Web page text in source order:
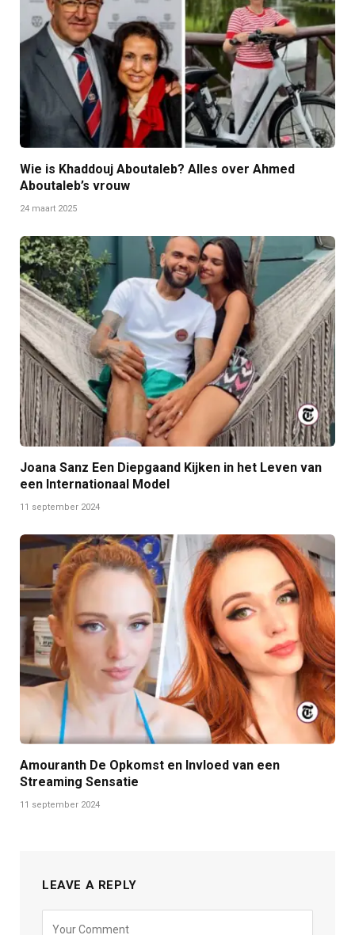
Wie is Khaddouj Aboutaleb? Alles over Ahmed
Aboutaleb’s vrouw
24 maart 2025
Joana Sanz Een Diepgaand Kijken in het Leven van
een Internationaal Model
11 september 2024
Amouranth De Opkomst en Invloed van een
Streaming Sensatie
11 september 2024
LEAVE A REPLY